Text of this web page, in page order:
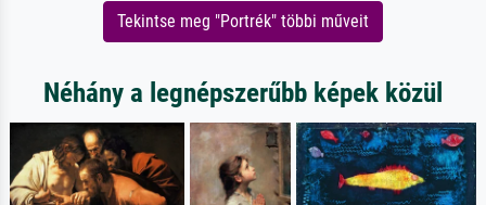
Tekintse meg "Portrék" többi műveit
Néhány a legnépszerűbb képek közül